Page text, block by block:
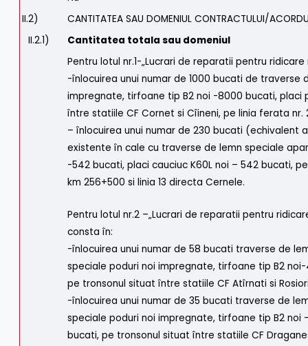
II.2)
CANTITATEA SAU DOMENIUL CONTRACTULUI/
II.2.1)
Cantitatea totala sau domeniul
Pentru lotul nr.1-„Lucrari de reparatii pentru
-înlocuirea unui numar de 1000 bucati de
impregnate, tirfoane tip B2 noi -8000 bucati, placi
între statiile CF Cornet si Cîineni, pe linia ferata
– înlocuirea unui numar de 230 bucati
existente în cale cu traverse de lemn speciale
-542 bucati, placi cauciuc K60L noi – 542 bucati,
km 256+500 si linia 13 directa Cernele.
Pentru lotul nr.2 –„Lucrari de reparatii pentru
consta în:
-înlocuirea unui numar de 58 bucati traverse de
speciale poduri noi impregnate, tirfoane tip B2 noi-
pe tronsonul situat între statiile CF Atîrnati si
-înlocuirea unui numar de 35 bucati traverse de
speciale poduri noi impregnate, tirfoane tip B2 noi
bucati, pe tronsonul situat între statiile CF